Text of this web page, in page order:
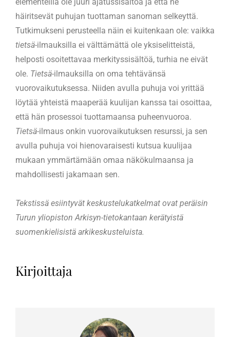
elementeillä ole juuri ajatussisältöä ja että ne
häiritsevät puhujan tuottaman sanoman selkeyttä.
Tutkimukseni perusteella näin ei kuitenkaan ole: vaikka
tietsä-ilmauksilla ei välttämättä ole yksiselitteistä,
helposti osoitettavaa merkityssisältöä, turhia ne eivät
ole. Tietsä-ilmauksilla on oma tehtävänsä
vuorovaikutuksessa. Niiden avulla puhuja voi yrittää
löytää yhteistä maaperää kuulijan kanssa tai osoittaa,
että hän prosessoi tuottamaansa puheenvuoroa.
Tietsä-ilmaus onkin vuorovaikutuksen resurssi, ja sen
avulla puhuja voi hienovaraisesti kutsua kuulijaa
mukaan ymmärtämään omaa näkökulmaansa ja
mahdollisesti jakamaan sen.
Tekstissä esiintyvät keskustelukatkelmat ovat peräisin
Turun yliopiston Arkisyn-tietokantaan kerätyistä
suomenkielisistä arkikeskusteluista.
Kirjoittaja